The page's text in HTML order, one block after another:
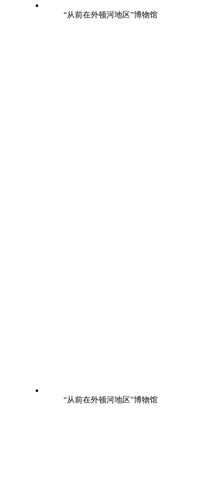
“从前在外顿河地区”博物馆
“从前在外顿河地区”博物馆